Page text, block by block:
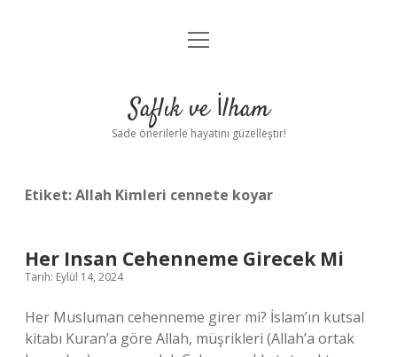
Anasayfa
Yasal Uyarı
menüyü
Saflık ve İlham
Sade önerilerle hayatını güzelleştir!
Etiket:Allah Kimleri cennete koyar
Her Insan Cehenneme Girecek Mi
Tarih: Eylül 14, 2024
Her Musluman cehenneme girer mi? İslam’ın kutsal
kitabı Kuran’a göre Allah, müşrikleri (Allah’a ortak